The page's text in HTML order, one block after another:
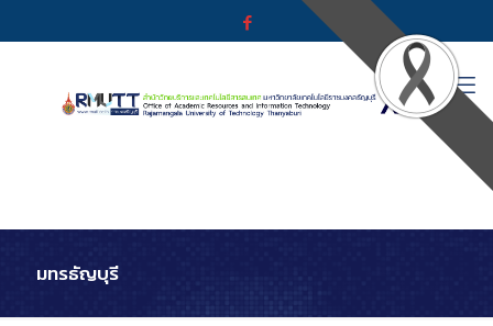
มทรธัญบุรี